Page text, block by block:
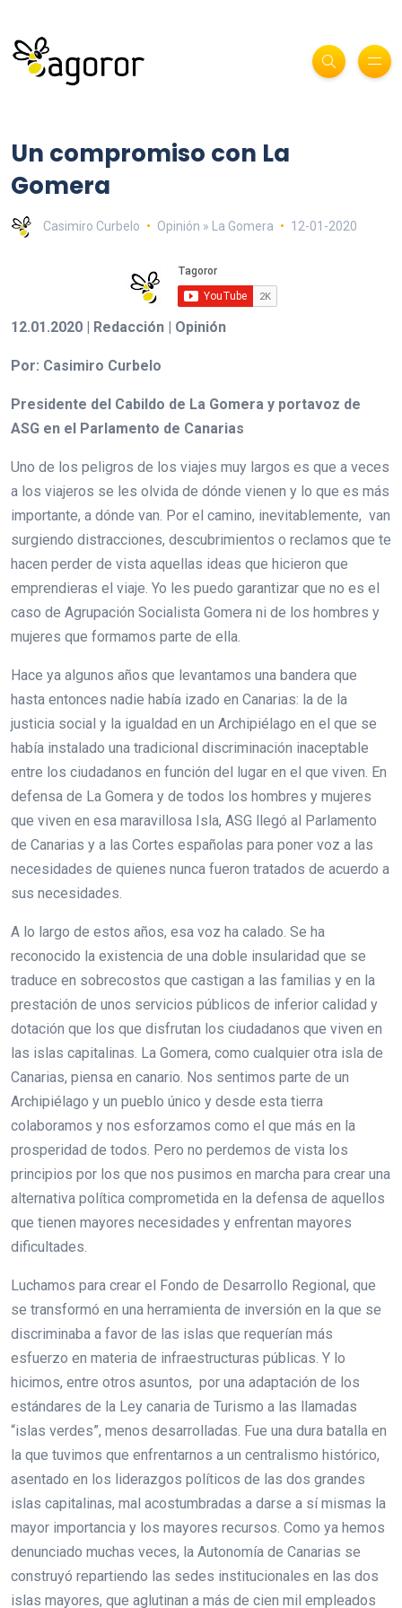
Un compromiso con La
Gomera
Casimiro Curbelo Opinión » La Gomera 12-01-2020
12.01.2020 | Redacción | Opinión
Por: Casimiro Curbelo
Presidente del Cabildo de La Gomera y portavoz de
ASG en el Parlamento de Canarias
Uno de los peligros de los viajes muy largos es que a veces
a los viajeros se les olvida de dónde vienen y lo que es más
importante, a dónde van. Por el camino, inevitablemente, van
surgiendo distracciones, descubrimientos o reclamos que te
hacen perder de vista aquellas ideas que hicieron que
emprendieras el viaje. Yo les puedo garantizar que no es el
caso de Agrupación Socialista Gomera ni de los hombres y
mujeres que formamos parte de ella.
Hace ya algunos años que levantamos una bandera que
hasta entonces nadie había izado en Canarias: la de la
justicia social y la igualdad en un Archipiélago en el que se
había instalado una tradicional discriminación inaceptable
entre los ciudadanos en función del lugar en el que viven. En
defensa de La Gomera y de todos los hombres y mujeres
que viven en esa maravillosa Isla, ASG llegó al Parlamento
de Canarias y a las Cortes españolas para poner voz a las
necesidades de quienes nunca fueron tratados de acuerdo a
sus necesidades.
A lo largo de estos años, esa voz ha calado. Se ha
reconocido la existencia de una doble insularidad que se
traduce en sobrecostos que castigan a las familias y en la
prestación de unos servicios públicos de inferior calidad y
dotación que los que disfrutan los ciudadanos que viven en
las islas capitalinas. La Gomera, como cualquier otra isla de
Canarias, piensa en canario. Nos sentimos parte de un
Archipiélago y un pueblo único y desde esta tierra
colaboramos y nos esforzamos como el que más en la
prosperidad de todos. Pero no perdemos de vista los
principios por los que nos pusimos en marcha para crear una
alternativa política comprometida en la defensa de aquellos
que tienen mayores necesidades y enfrentan mayores
dificultades.
Luchamos para crear el Fondo de Desarrollo Regional, que
se transformó en una herramienta de inversión en la que se
discriminaba a favor de las islas que requerían más
esfuerzo en materia de infraestructuras públicas. Y lo
hicimos, entre otros asuntos, por una adaptación de los
estándares de la Ley canaria de Turismo a las llamadas
“islas verdes”, menos desarrolladas. Fue una dura batalla en
la que tuvimos que enfrentarnos a un centralismo histórico,
asentado en los liderazgos políticos de las dos grandes
islas capitalinas, mal acostumbradas a darse a sí mismas la
mayor importancia y los mayores recursos. Como ya hemos
denunciado muchas veces, la Autonomía de Canarias se
construyó repartiendo las sedes institucionales en las dos
islas mayores, que aglutinan a más de cien mil empleados